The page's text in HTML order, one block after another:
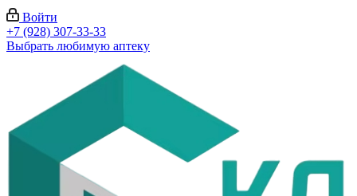
Войти
+7 (928) 307-33-33
Выбрать любимую аптеку